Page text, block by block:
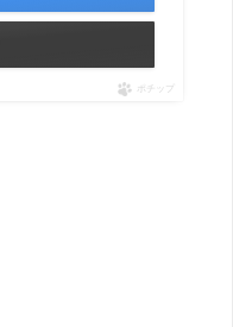
ポチップ